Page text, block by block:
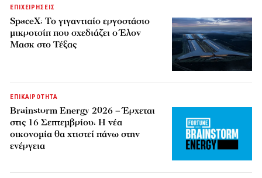
ΕΠΙΧΕΙΡΗΣΕΙΣ
SpaceX: Το γιγαντιαίο εργοστάσιο
μικροτσίπ που σχεδιάζει ο Έλον
Μασκ στο Τέξας
ΕΠΙΚΑΙΡΟΤΗΤΑ
Brainstorm Energy 2026 – Έρχεται
στις 16 Σεπτεμβρίου: Η νέα
οικονομία θα χτιστεί πάνω στην
ενέργεια